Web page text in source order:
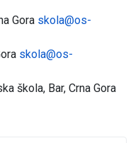
Gora skola@os-
skola@os-
škola, Bar, Crna Gora